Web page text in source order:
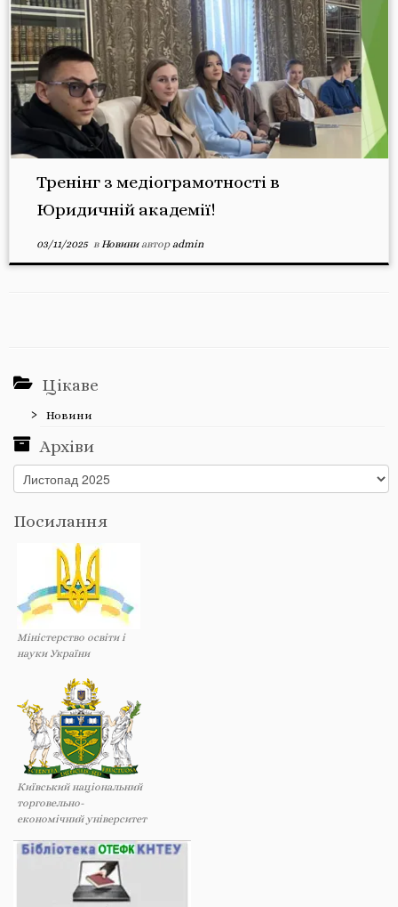
Тренінг з медіограмотності в
Юридичній академії!
03/11/2025в Новиниавторadmin
Цікаве
Новини
Архіви
Архіви
Посилання
Міністерство освіти і
науки України
Київський національний
торговельно-
економічний університет